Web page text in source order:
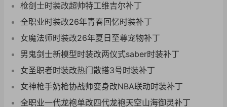
枪剑士时装改超帅特工维吉尔补丁
全职业时装改26年青春回忆时装补丁
女魔法师时装改26年夏日至尊宠物补丁
男鬼剑士新模型时装改两仪式saber时装补丁
女圣职者时装改热门散搭3号时装补丁
女神枪手奶枪协战师变身改NBA联动时装补丁
全职业一代龙袍单改四代龙袍天空山海御灵补丁